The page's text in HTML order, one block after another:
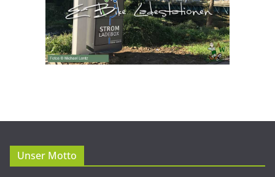
Unser Motto